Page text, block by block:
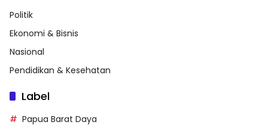
Politik
Ekonomi & Bisnis
Nasional
Pendidikan & Kesehatan
Label
Papua Barat Daya